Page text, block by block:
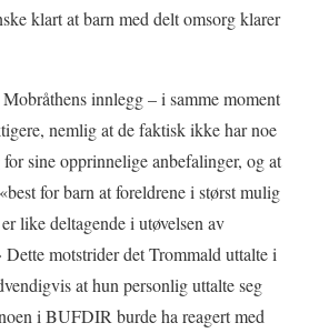
klart at barn med delt omsorg klarer
innlegg – i samme moment
nemlig at de faktisk ikke har noe
sine opprinnelige anbefalinger, og at
for barn at foreldrene i størst mulig
like deltagende i utøvelsen av
motstrider det Trommald uttalte i
at hun personlig uttalte seg
i BUFDIR burde ha reagert med